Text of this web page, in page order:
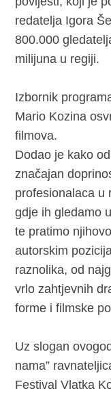
redatelja Igora
800.000
milijuna u regiji.
Izbornik
Mario Kozina
filmova.
Dodao je kako
značajan
profesionalaca u
gdje ih gledamo
te pratimo
autorskim
raznolika, od
vrlo zahtjevnih
forme i filmske
Uz slogan
nama”
Festival Vlatka